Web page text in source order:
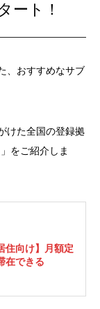
ート！
、おすすめなサブ
けた全国の登録拠
をご紹介しま
住向け】月額定
在できる